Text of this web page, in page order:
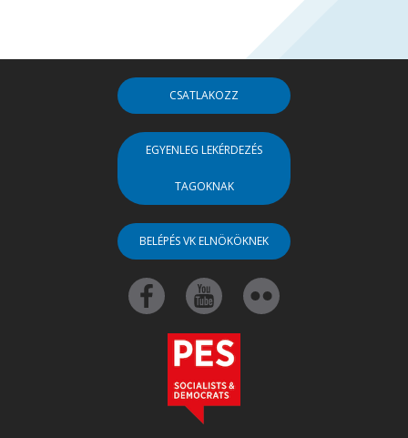
CSATLAKOZZ
EGYENLEG LEKÉRDEZÉS
TAGOKNAK
BELÉPÉS VK ELNÖKÖKNEK